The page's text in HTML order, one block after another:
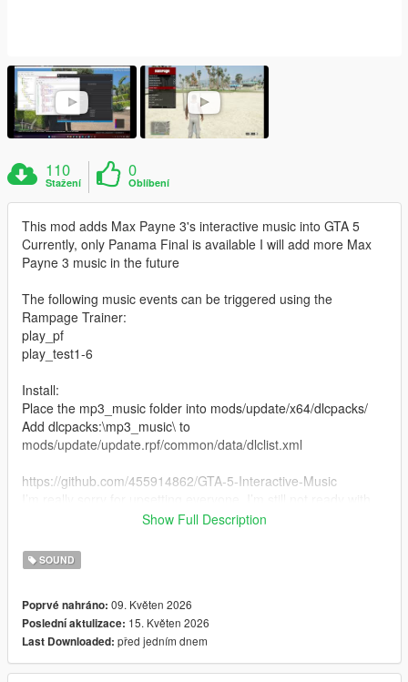
110
Stažení
0
Oblíbení
This mod adds Max Payne 3's interactive music into GTA 5
Currently, only Panama Final is available I will add more Max
Payne 3 music in the future
The following music events can be triggered using the
Rampage Trainer:
play_pf
play_test1-6
Install:
Place the mp3_music folder into mods/update/x64/dlcpacks/
Add dlcpacks:\mp3_music\ to
mods/update/update.rpf/common/data/dlclist.xml
https://github.com/455914862/GTA-5-Interactive-Music
the interactive music production tutorial yet, and I’m going to
Show Full Description
SOUND
Poprvé nahráno: 09. Květen 2026
Poslední aktulizace: 15. Květen 2026
Last Downloaded: před jedním dnem